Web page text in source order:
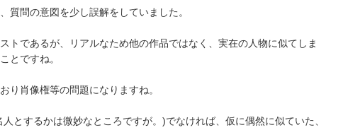
質問の意図を少し誤解をしていました。
トであるが、リアルなため他の作品ではなく、実在の人物に似てしま
とですね。
り肖像権等の問題になりますね。
とするかは微妙なところですが。)でなければ、仮に偶然に似ていた、